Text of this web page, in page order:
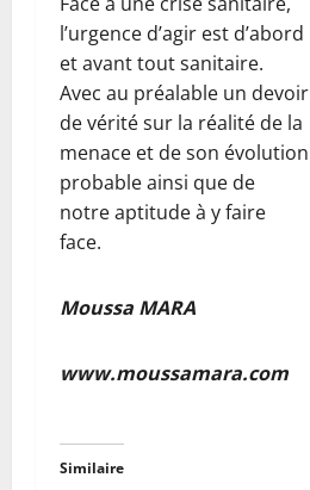
l’urgence d’agir est d’abord
et avant tout sanitaire.
Avec au préalable un devoir
de vérité sur la réalité de la
menace et de son évolution
probable ainsi que de
notre aptitude à y faire
face.
Moussa MARA
www.moussamara.com
Similaire